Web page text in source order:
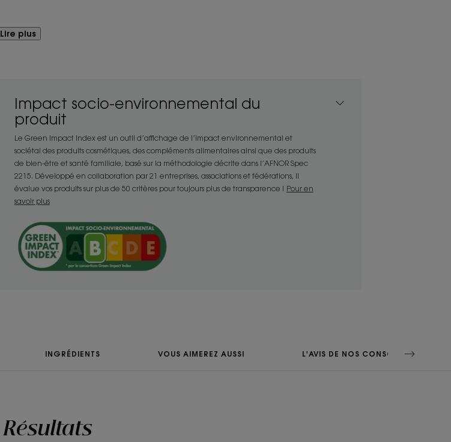
délicatement**** la peau.
- Respecte : en respectant l’équilibre cutané de tous les types de peaux, il
lave sans dessécher.
- Dynamise : parfum Ecorce de Cèdre.
TEXTURE ENVIRONNEMENT
Texture
Gel
Avantage de la texture
Lire plus
Impact socio-environnemental du
produit
Le Green Impact Index est un outil d’affichage de l’impact environnemental et
sociétal des produits cosmétiques, des compléments alimentaires ainsi que des produits
de bien-être et santé familiale, basé sur la méthodologie décrite dans l’AFNOR Spec
2215. Développé en collaboration par 21 entreprises, associations et fédérations, il
évalue vos produits sur plus de 50 critères pour toujours plus de transparence ! Pour en
savoir plus
INGRÉDIENTS VOUS AIMEREZ AUSSI L'AVIS DE NOS CONSOS
Résultats